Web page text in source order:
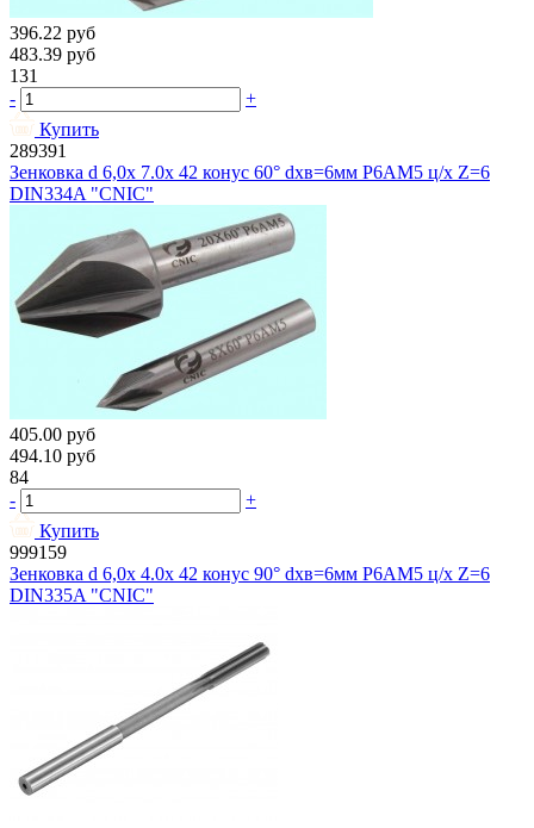
396.22 руб
483.39 руб
131
-
+
Купить
289391
Зенковка d 6,0х 7.0х 42 конус 60° dхв=6мм Р6АМ5 ц/х Z=6
DIN334A "CNIC"
405.00 руб
494.10 руб
84
-
+
Купить
999159
Зенковка d 6,0х 4.0х 42 конус 90° dхв=6мм Р6АМ5 ц/х Z=6
DIN335A "CNIC"